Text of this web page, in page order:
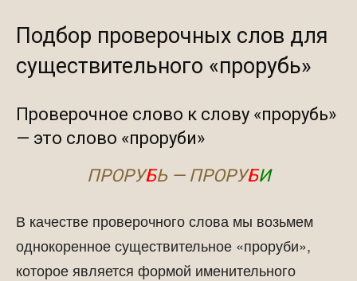
Подбор проверочных слов для
существительного «прорубь»
Проверочное слово к слову «прорубь»
— это слово «проруби»
ПРОРУБЬ — ПРОРУБИ
В качестве проверочного слова мы возьмем
однокоренное существительное «проруби»,
которое является формой именительного